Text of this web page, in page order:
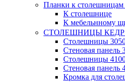
Планки к
К столешнице
К мебельнному
СТОЛЕШНИЦЫ КЕДР
Столешницы
Стеновая панель
Столешницы
Стеновая панель
Кромка для